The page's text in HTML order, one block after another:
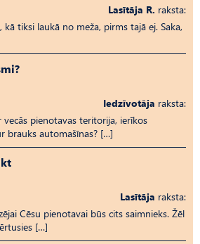
Lasītāja R. raksta:
tiksi laukā no meža, pirms tajā ej. Saka,
Iedzīvotāja raksta:
vecās pienotavas teritorija, ierīkos
brauks automašīnas? […]
Lasītāja raksta:
Cēsu pienotavai būs cits saimnieks. Žēl
[…]